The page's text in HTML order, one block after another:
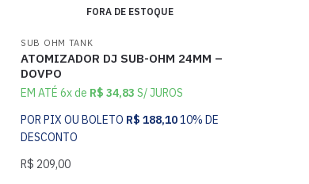
FORA DE ESTOQUE
SUB OHM TANK
ATOMIZADOR DJ SUB-OHM 24MM –
DOVPO
EM ATÉ 6x de R$ 34,83 S/ JUROS
POR PIX OU BOLETO R$ 188,1010% DE
DESCONTO
R$ 209,00